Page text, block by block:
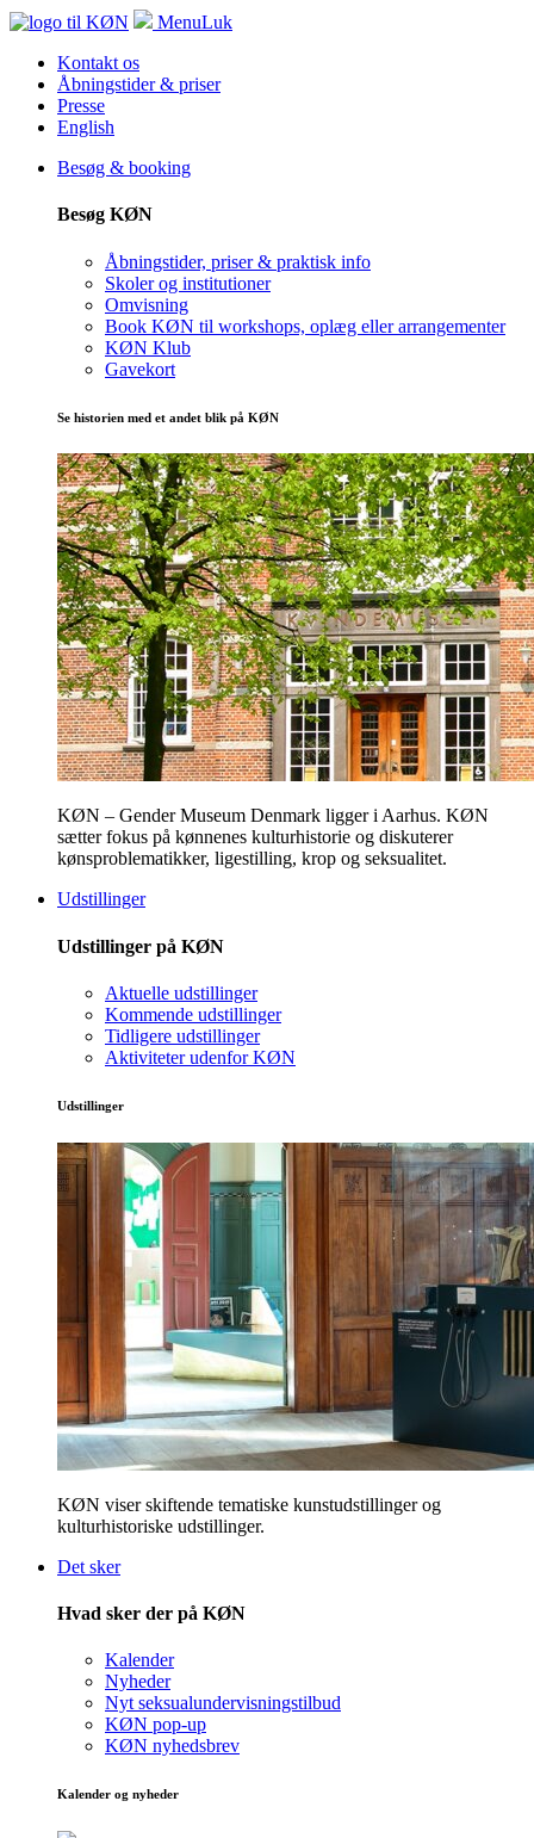
MenuLuk
Kontakt os
Åbningstider & priser
Presse
English
Besøg & booking
Besøg KØN
Åbningstider, priser & praktisk info
Skoler og institutioner
Omvisning
Book KØN til workshops, oplæg eller arrangementer
KØN Klub
Gavekort
Se historien med et andet blik på KØN
KØN – Gender Museum Denmark ligger i Aarhus. KØN
sætter fokus på kønnenes kulturhistorie og diskuterer
kønsproblematikker, ligestilling, krop og seksualitet.
Udstillinger
Udstillinger på KØN
Aktuelle udstillinger
Kommende udstillinger
Tidligere udstillinger
Aktiviteter udenfor KØN
Udstillinger
KØN viser skiftende tematiske kunstudstillinger og
kulturhistoriske udstillinger.
Det sker
Hvad sker der på KØN
Kalender
Nyheder
Nyt seksualundervisningstilbud
KØN pop-up
KØN nyhedsbrev
Kalender og nyheder